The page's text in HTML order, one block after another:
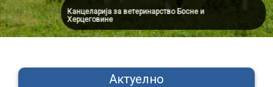
Канцеларија за ветеринарство Босне и
Херцеговине
Актуелно